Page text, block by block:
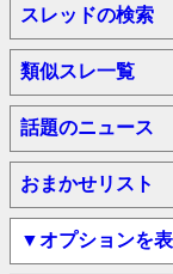
スレッドの検索
類似スレ一覧
話題のニュース
おまかせリスト
▼オプションを